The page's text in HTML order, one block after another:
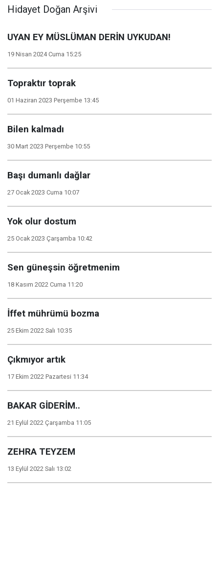
Hidayet Doğan Arşivi
UYAN EY MÜSLÜMAN DERİN UYKUDAN!
19 Nisan 2024 Cuma 15:25
Topraktır toprak
01 Haziran 2023 Perşembe 13:45
Bilen kalmadı
30 Mart 2023 Perşembe 10:55
Başı dumanlı dağlar
27 Ocak 2023 Cuma 10:07
Yok olur dostum
25 Ocak 2023 Çarşamba 10:42
Sen güneşsin öğretmenim
18 Kasım 2022 Cuma 11:20
İffet mührümü bozma
25 Ekim 2022 Salı 10:35
Çıkmıyor artık
17 Ekim 2022 Pazartesi 11:34
BAKAR GİDERİM..
21 Eylül 2022 Çarşamba 11:05
ZEHRA TEYZEM
13 Eylül 2022 Salı 13:02